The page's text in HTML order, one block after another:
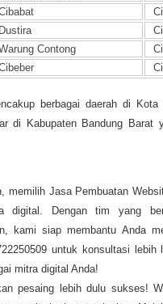
Dustira
Contong
berbagai daerah di
di Kabupaten Bandung Barat
memilih Jasa Pembuatan
digital. Dengan tim yang
kami siap membantu Anda
untuk konsultasi
mitra digital Anda!
pesaing lebih dulu sukses!